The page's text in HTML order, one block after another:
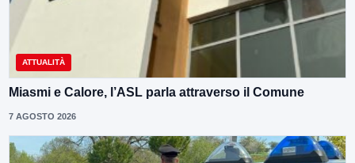
ATTUALITÀ
Miasmi e Calore, l’ASL parla attraverso il Comune
7 AGOSTO 2026